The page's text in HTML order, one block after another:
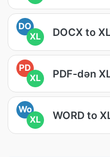
DO
XL
DOCX to
PD
XL
PDF-dən
Wo
XL
WORD to